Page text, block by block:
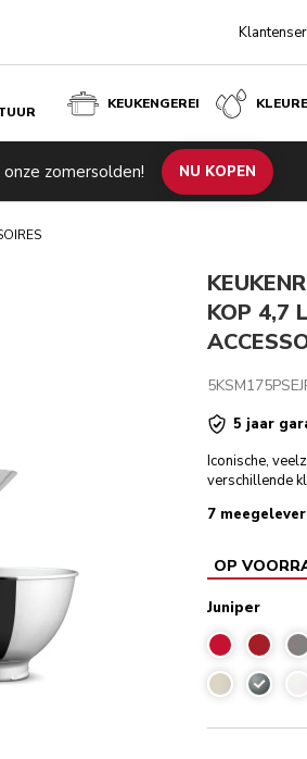
KEUKENGEREI
zomersolden! NU KOPEN
Technische specificaties
KOP 4,7
5 jaar
Iconische,
verschillende
7
OP
Juniper
Juniper